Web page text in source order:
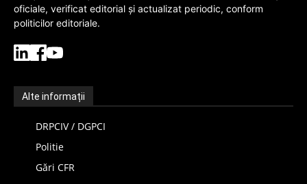
oficiale, verificat editorial și actualizat periodic, conform
politicilor editoriale.
Alte informații
DRPCIV / DGPCI
Politie
Gări CFR